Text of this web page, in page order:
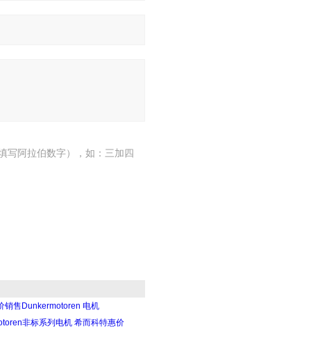
写阿拉伯数字），如：三加四
销售Dunkermotoren 电机
非标系列电机 希而科特惠价